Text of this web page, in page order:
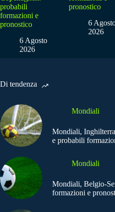
probabili
formazioni e
pronostico
6 Agosto
2026
pronostico
6
2026
Di tendenza
Mondiali
Mondiali,
e probabili
Mondiali
Mondiali, Belgio-
formazioni e